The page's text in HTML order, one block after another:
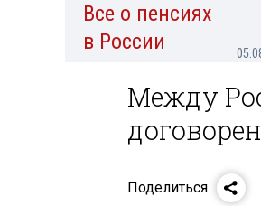
Авторы Персоны
Все о пенсиях
в России
Между
Поделиться